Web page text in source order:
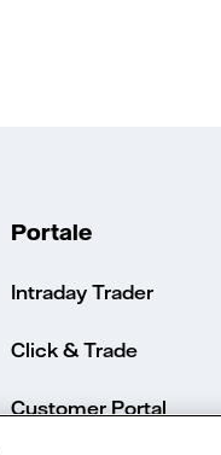
Portale
Intraday Trader
Click & Trade
Customer Portal